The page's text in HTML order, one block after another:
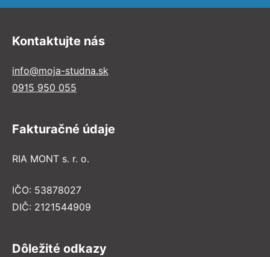
Kontaktujte nás
info@moja-studna.sk
0915 950 055
Fakturačné údaje
RIA MONT s. r. o.
IČO: 53878027
DIČ: 2121544909
Dôležité odkazy